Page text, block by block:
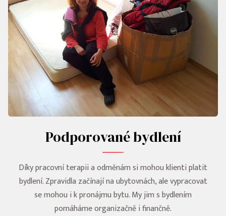
Podporované bydlení
Díky pracovní terapii a odměnám si mohou klienti platit
bydlení. Zpravidla začínají na ubytovnách, ale vypracovat
se mohou i k pronájmu bytu. My jim s bydlením
pomáháme organizačně i finančně.